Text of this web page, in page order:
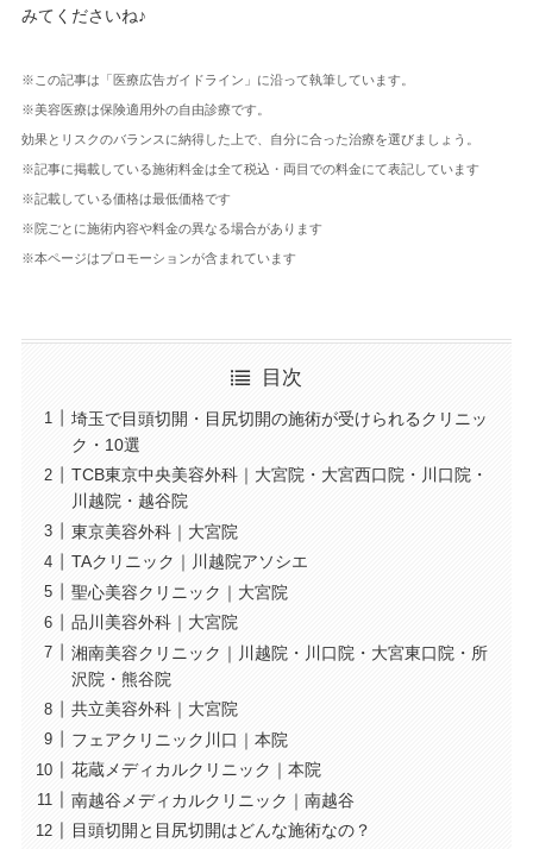
みてくださいね♪
※この記事は「医療広告ガイドライン」に沿って執筆しています。
※美容医療は保険適用外の自由診療です。
効果とリスクのバランスに納得した上で、自分に合った治療を選びましょう。
※記事に掲載している施術料金は全て税込・両目での料金にて表記しています
※記載している価格は最低価格です
※院ごとに施術内容や料金の異なる場合があります
※本ページはプロモーションが含まれています
目次
埼玉で目頭切開・目尻切開の施術が受けられるクリニッ
ク・10選
TCB東京中央美容外科｜大宮院・大宮西口院・川口院・
川越院・越谷院
東京美容外科｜大宮院
TAクリニック｜川越院アソシエ
聖心美容クリニック｜大宮院
品川美容外科｜大宮院
湘南美容クリニック｜川越院・川口院・大宮東口院・所
沢院・熊谷院
共立美容外科｜大宮院
フェアクリニック川口｜本院
花蔵メディカルクリニック｜本院
南越谷メディカルクリニック｜南越谷
目頭切開と目尻切開はどんな施術なの？